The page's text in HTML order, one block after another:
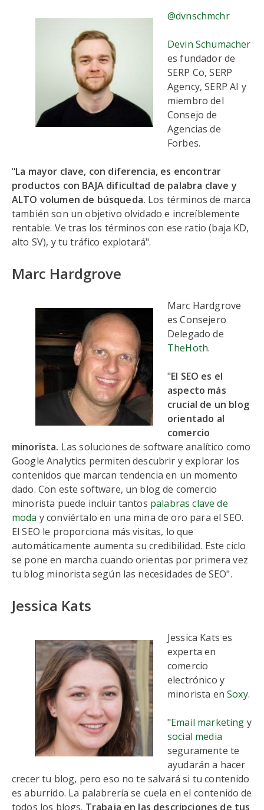
@dvnschmchr
Devin Schumacher
es fundador de
SERP Co, SERP
Agency, SERP AI y
miembro del
Consejo de
Agencias de
Forbes.
"La mayor clave, con diferencia, es encontrar
productos con BAJA dificultad de palabra clave y
ALTO volumen de búsqueda. Los términos de marca
también son un objetivo olvidado e increíblemente
rentable. Ve tras los términos con ese ratio (baja KD,
alto SV), y tu tráfico explotará".
Marc Hardgrove
Marc Hardgrove
es Consejero
Delegado de
TheHoth.
"El SEO es el
aspecto más
crucial de un blog
orientado al
comercio
minorista. Las soluciones de software analítico como
Google Analytics permiten descubrir y explorar los
contenidos que marcan tendencia en un momento
dado. Con este software, un blog de comercio
minorista puede incluir tantos palabras clave de
moda y conviértalo en una mina de oro para el SEO.
El SEO le proporciona más visitas, lo que
automáticamente aumenta su credibilidad. Este ciclo
se pone en marcha cuando orientas por primera vez
tu blog minorista según las necesidades de SEO".
Jessica Kats
Jessica Kats es
experta en
comercio
electrónico y
minorista enSoxy.
"Email marketing y
social media
seguramente te
ayudarán a hacer
crecer tu blog, pero eso no te salvará si tu contenido
es aburrido. La palabrería se cuela en el contenido de
todos los blogs. Trabaja en las descripciones de tus